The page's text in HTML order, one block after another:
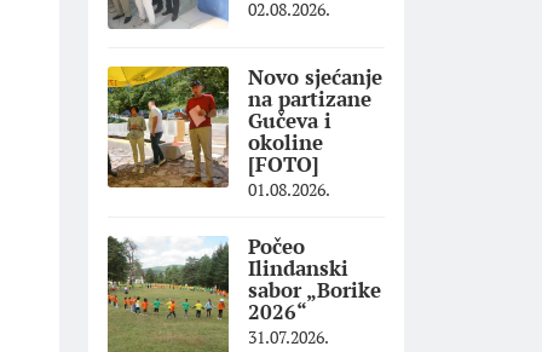
02.08.2026.
Novo sjećanje
na partizane
Gučeva i
okoline
[FOTO]
01.08.2026.
Počeo
Ilindanski
sabor „Borike
2026“
31.07.2026.